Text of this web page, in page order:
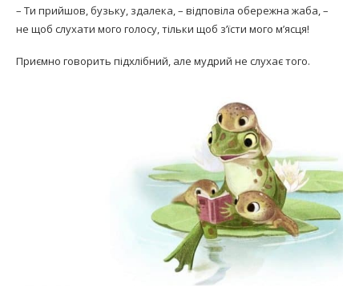
– Ти прийшов, бузьку, здалека, – відповіла обережна жаба, –
не щоб слухати мого голосу, тільки щоб з’їсти мого м’ясця!
Приємно говорить підхлібний, але мудрий не слухає того.